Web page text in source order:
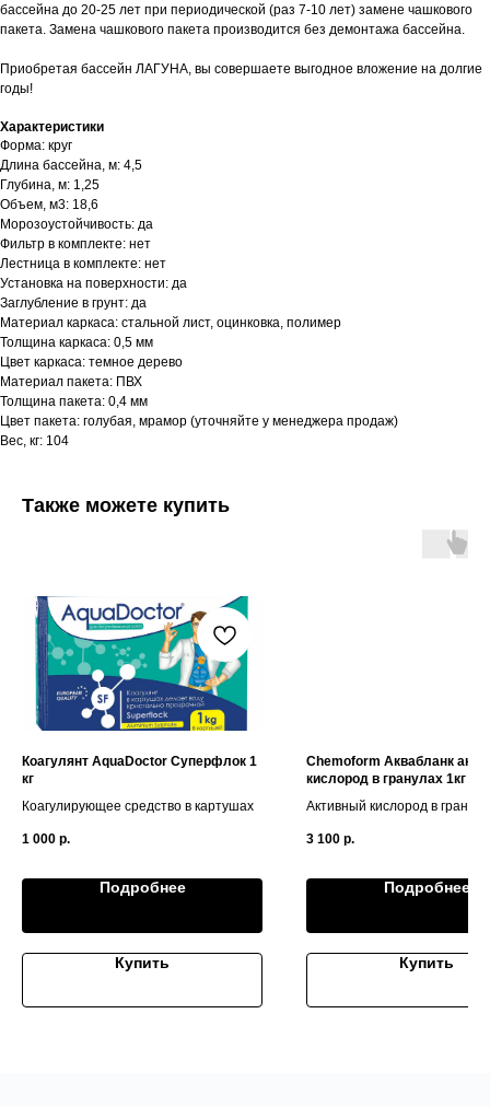
бассейна до 20-25 лет при периодической (раз 7-10 лет) замене чашкового
пакета. Замена чашкового пакета производится без демонтажа бассейна.
Приобретая бассейн ЛАГУНА, вы совершаете выгодное вложение на долгие
годы!
Характеристики
Форма: круг
Длина бассейна, м: 4,5
Глубина, м: 1,25
Объем, м3: 18,6
Морозоустойчивость: да
Фильтр в комплекте: нет
Лестница в комплекте: нет
Установка на поверхности: да
Заглубление в грунт: да
Материал каркаса: стальной лист, оцинковка, полимер
Толщина каркаса: 0,5 мм
Цвет каркаса: темное дерево
Материал пакета: ПВХ
Толщина пакета: 0,4 мм
Цвет пакета: голубая, мрамор (уточняйте у менеджера продаж)
Вес, кг: 104
Также можете купить
Коагулянт AquaDoctor Суперфлок 1
кг
Коагулирующее средство в картушах
1 000 р.
Подробнее
Купить
Chemoform Аквабланк
кислород в гранулах 1кг
Активный кислород в
3 100 р.
Подробнее
Купить